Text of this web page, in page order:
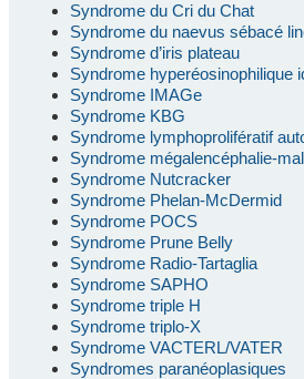
Syndrome du Cri du Chat
Syndrome du naevus sébacé
Syndrome d’iris plateau
Syndrome hyperéosinophilique
Syndrome IMAGe
Syndrome KBG
Syndrome lymphoprolifératif
Syndrome mégalencéphalie-
Syndrome Nutcracker
Syndrome Phelan-McDermid
Syndrome POCS
Syndrome Prune Belly
Syndrome Radio-Tartaglia
Syndrome SAPHO
Syndrome triple H
Syndrome triplo-X
Syndrome VACTERL/VATER
Syndromes paranéoplasiques